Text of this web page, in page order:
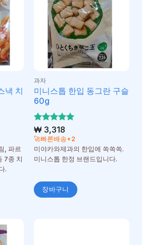
낵 치
, 파르
7종 치
.
과자
미니스톱 한입 동그란 구슬
60g
5 중에서
5로 평가
됨
₩3,318
🚀빠른배송+2
미야카와제과의 한입에 쏙쏙쏙.
미니스톱 한정 브랜드입니다.
장바구니